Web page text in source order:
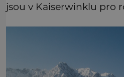
jsou v Kaiserwinklu pro